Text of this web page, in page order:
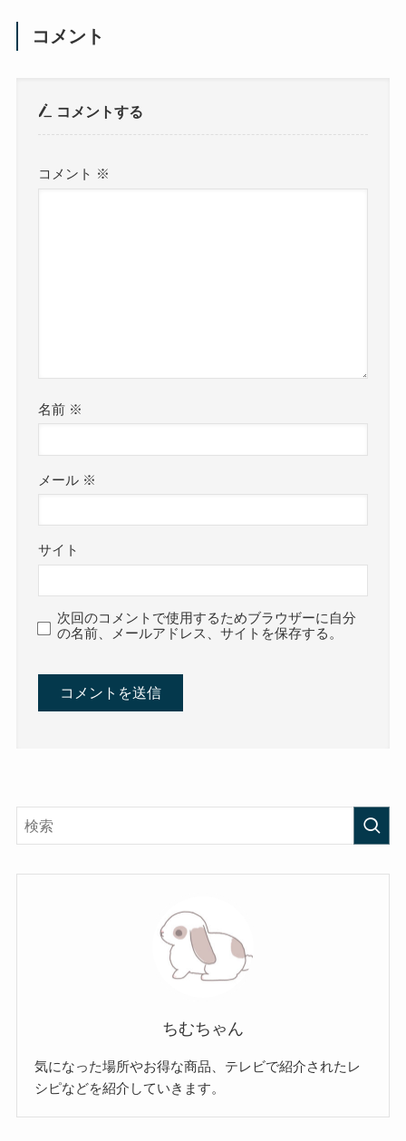
コメント
コメントする
コメント ※
名前 ※
メール ※
サイト
次回のコメントで使用するためブラウザーに自分
の名前、メールアドレス、サイトを保存する。
ちむちゃん
気になった場所やお得な商品、テレビで紹介されたレ
シピなどを紹介していきます。